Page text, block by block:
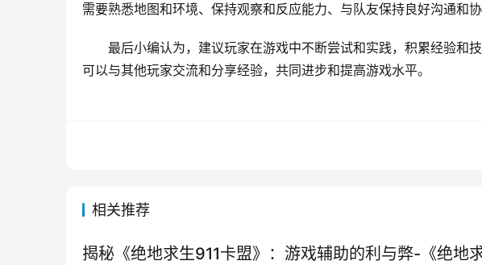
需要熟悉地图和环境、保持观察和反应能力、与队友保持良好沟通和协
最后小编认为，建议玩家在游戏中不断尝试和实践，积累经验和
可以与其他玩家交流和分享经验，共同进步和提高游戏水平。
相关推荐
揭秘《绝地求生911卡盟》：游戏辅助的利与弊-《绝地